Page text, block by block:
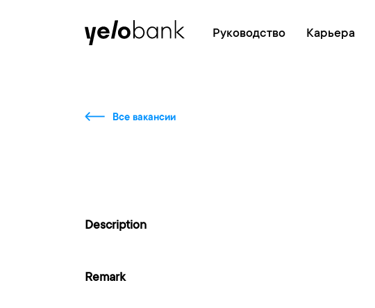
Руководство Карьера
Все вакансии
Description
Remark